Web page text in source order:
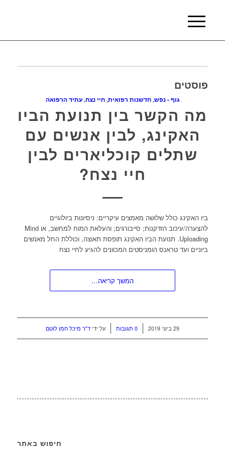
פוסטים
גוף - נפש,חדשנות רפואית,חיי נצח,עתיד הרפואה
מה הקשר בין תנועת הביו
האקינג, לבין אנשים עם
שתלים קוכליארים לבין
חיי נצח?
ביו האקינג כולל שלושה מאמצים עיקריים: ניסיונות ביולוגיים
להצערה/עיכוב הזדקנות; סייבורגים; והעלאת המוח למחשב, או Mind
Uploading. תנועת הביו האקינג תופסת תאוצה, וכוללת החל מאנשים
ביוניים ועד טראנס הומניסטים המכוונים להגיע לחיי נצח
המשך קריאה…
29 ביוני 2019
/ 0 תגובות על ידי ד"ר מיכל חמו לוטם
חיפוש באתר